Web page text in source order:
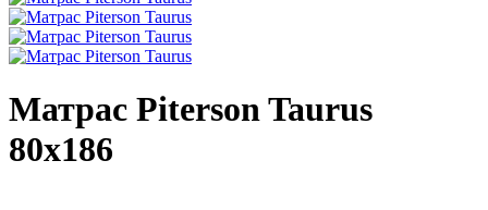
Матрас Piterson Taurus
80х186